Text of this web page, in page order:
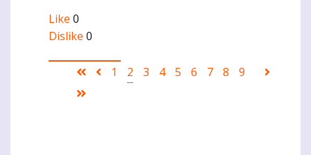
Like 0
Dislike 0
Pagination
First Ankstesnis
Puslapis
1
Current
2 Puslapis
3 Puslapis
4 Puslapis
5 Puslapis
6 Puslapis
7 Puslapis
8 Puslapis
9